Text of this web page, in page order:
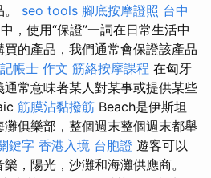
seo tools 腳底按摩證照 台中
，使用“保證”一詞在日常生活中
的產品，我們通常會保證該產品
記帳士 作文 筋絡按摩課程 在匈牙
常意味著某人對某事或提供某些
筋膜沾黏撥筋 Beach是伊斯坦
俱樂部，整個週末整個週末都舉
鍵字 香港入境 台胞證 遊客可以
，陽光，沙灘和海灘供應商。